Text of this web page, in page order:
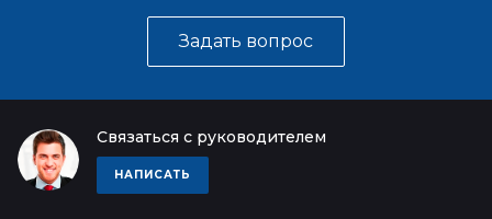
Задать вопрос
Связаться с руководителем
НАПИСАТЬ